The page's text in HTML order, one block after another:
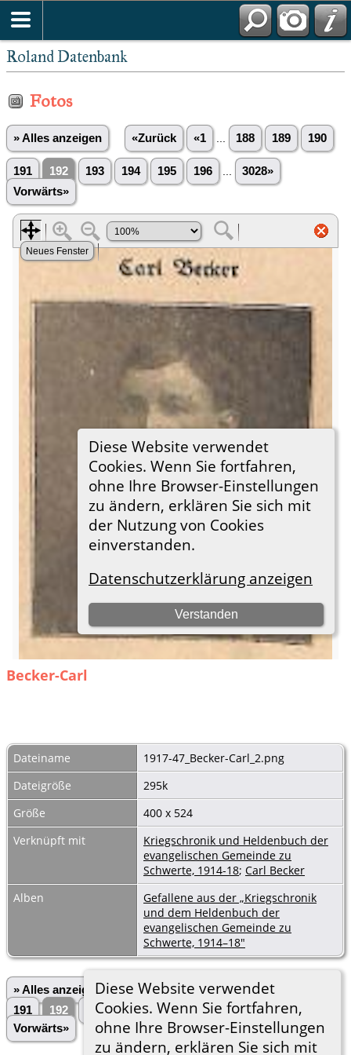
Roland Datenbank
Diese Website verwendet
Cookies. Wenn Sie fortfahren,
ohne Ihre Browser-Einstellungen
zu ändern, erklären Sie sich mit
Fotos
» Alles anzeigen «Zurück «1 188 189 190
191 192 193 194 195 196
3028»
Vorwärts»
Becker-Carl
Dateiname
1917-47_Becker-Carl_2.png
Dateigröße
295k
Größe
400 x 524
Verknüpft mit
Kriegschronik und Heldenbuch der
evangelischen Gemeinde zu
Schwerte, 1914-18; Carl Becker
Alben
Gefallene aus der „Kriegschronik
und dem Heldenbuch der
evangelischen Gemeinde zu
Schwerte, 1914–18"
» Alles anzeigen «Zurück «1 ... 188 189
191
192 193 194 195 196 ... 3028»
Vorwärts»